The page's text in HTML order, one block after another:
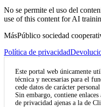
No se permite el uso del
use of this content for AI
MásPúblico sociedad
Política de privacidad
Este portal web únicamente
técnica y necesarias para el
cede datos de carácter
Sin embargo, contiene
de privacidad ajenas a la de